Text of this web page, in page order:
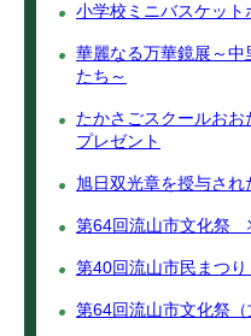
小学校ミニバスケッ
華麗なる万華鏡展～中
たち～
たかさごスクールお
プレゼント
旭日双光章を授与され
第64回流山市文化祭
第40回流山市民まつり
第64回流山市文化祭（